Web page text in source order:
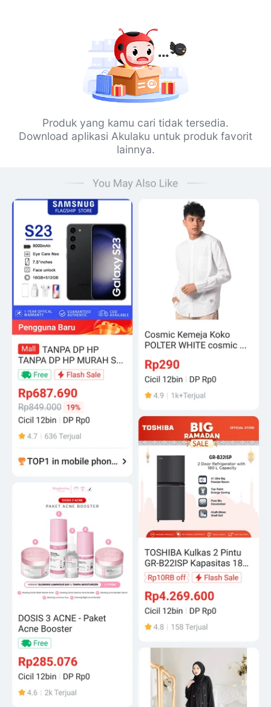
Produk yang kamu cari tidak tersedia.
Download aplikasi Akulaku untuk produk favorit
lainnya.